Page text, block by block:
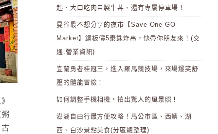
起、大口吃肉自製牛丼、還有專屬停車場！
曼谷最不想分享的夜市【Save One GO
Market】銅板價5泰銖炸串，快帶你朋友來！(交
通.營業資訊)
宜蘭勇者桂冠王，進入羅馬競技場，來場爆笑舒
壓的體能冒險！
如何調整手機相機，拍出驚人的風景照！
澎湖自由行最方便攻略！馬公市區、西嶼、湖
西、白沙景點美食(分區總整理)